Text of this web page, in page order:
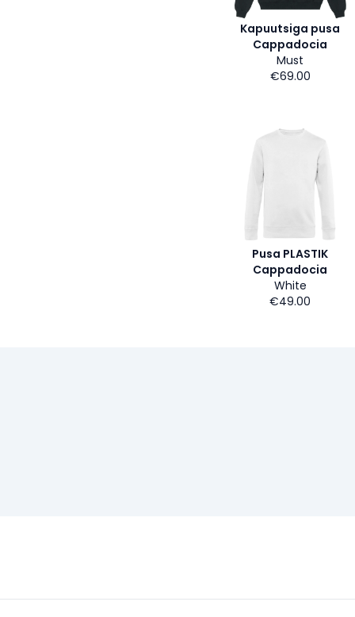
Kapuutsiga pusa
Cappadocia
Must
€69.00
Pusa PLASTIK
Cappadocia
White
€49.00